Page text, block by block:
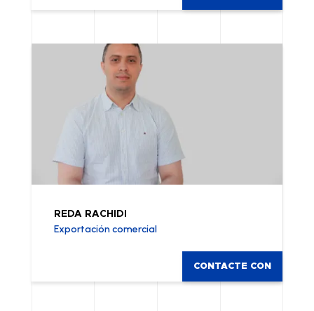
REDA RACHIDI
Exportación comercial
CONTACTE CON